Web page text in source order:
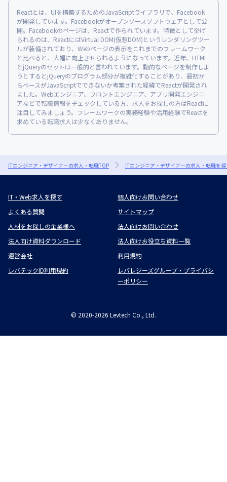
Reactとは、UIを構築するためのJavaScriptライブラリで、Facebook
が開発しています。Facebookがオープンソースソフトウェアとして公
開。Facebookのページは、Reactで作られています。特徴として挙げ
られるのは、ReactにはVirtual DOM(仮想DOM)というレンダリングツー
ルが装備されており、Webページの表示をこれまでのフレームワーク
と比べると、大幅に向上させられるようになっています。近年、HTML
とjQueryのセットは一般的と言われています。動的なページを制作しよ
うとするとjQueryのプログラム部分が複雑化することがあり、最初か
らベースがJavaScriptでできないか考案された経緯でReactが開発され
ました。Webエンジニア、フロントエンジニア、アプリ開発エンジニ
アなどで転職情報をチェックしている方、求人をお探しの方はReactに
注目してみましょう。フレームワークの実務経験や活用経験でReactを
求めている転職求人は少なくありません。
ITエンジニア・デザイナーの求人・転職TOP ITエンジニア・デザイナーの求人・転職を
IT・Web求人を探す
個人向けお問い合わせ
よくある質問
サイトマップ
人材をお探しの企業様へ
法人向けお問い合わせ
法人向け資料ダウンロード
法人向けお役立ち資料一覧
運営会社
利用規約
レバテックID利用規約
レバレジーズグループ・プライバシ
ーポリシー
© 2020-2026 Levtech Co., Ltd.